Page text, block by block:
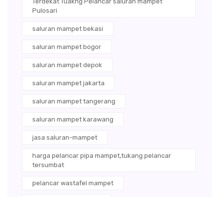
Pulosari
saluran mampet bekasi
saluran mampet bogor
saluran mampet depok
saluran mampet jakarta
saluran mampet tangerang
saluran mampet karawang
jasa saluran-mampet
harga pelancar pipa mampet,tukang pelancar
tersumbat
pelancar wastafel mampet